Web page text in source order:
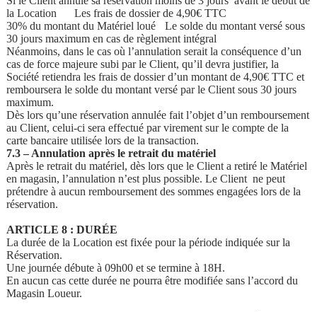
la Location
Les frais de dossier de 4,90€ TTC
30% du montant du Matériel loué
Le solde du montant versé sous
30 jours maximum en cas de règlement intégral
Néanmoins, dans le cas où l’annulation serait la conséquence d’un
cas de force majeure subi par le Client, qu’il devra justifier, la
Société retiendra les frais de dossier d’un montant de 4,90€ TTC et
remboursera le solde du montant versé par le Client sous 30 jours
maximum.
Dès lors qu’une réservation annulée fait l’objet d’un remboursement
au Client, celui-ci sera effectué par virement sur le compte de la
carte bancaire utilisée lors de la transaction.
7.3 – Annulation après le retrait du matériel
Après le retrait du matériel, dès lors que le Client a retiré le Matériel
en magasin, l’annulation n’est plus possible. Le Client ne peut
prétendre à aucun remboursement des sommes engagées lors de la
réservation.
ARTICLE 8 : DURÉE
La durée de la Location est fixée pour la période indiquée sur la
Réservation.
Une journée débute à 09h00 et se termine à 18H.
En aucun cas cette durée ne pourra être modifiée sans l’accord du
Magasin Loueur.